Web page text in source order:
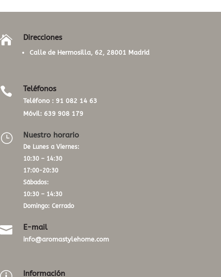
 Direcciones
Calle de Hermosilla, 62, 28001 Madrid
 Teléfonos
Teléfono : 91 082 14 63
Móvil: 639 908 179
} Nuestro horario
De Lunes a Viernes:
10:30 – 14:30
17:00-20:30
Sábados:
10:30 – 14:30
Domingo: Cerrado
 E-mail
info@aromastylehome.com
Información